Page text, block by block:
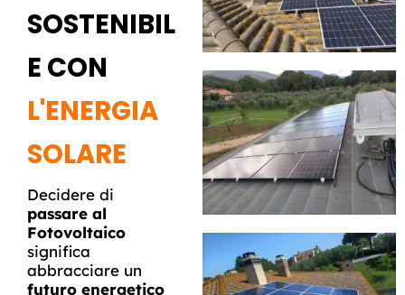
SOSTENIBIL
E CON
L'ENERGIA
SOLARE
Decidere di
passare al
Fotovoltaico
significa
abbracciare un
futuro energetico